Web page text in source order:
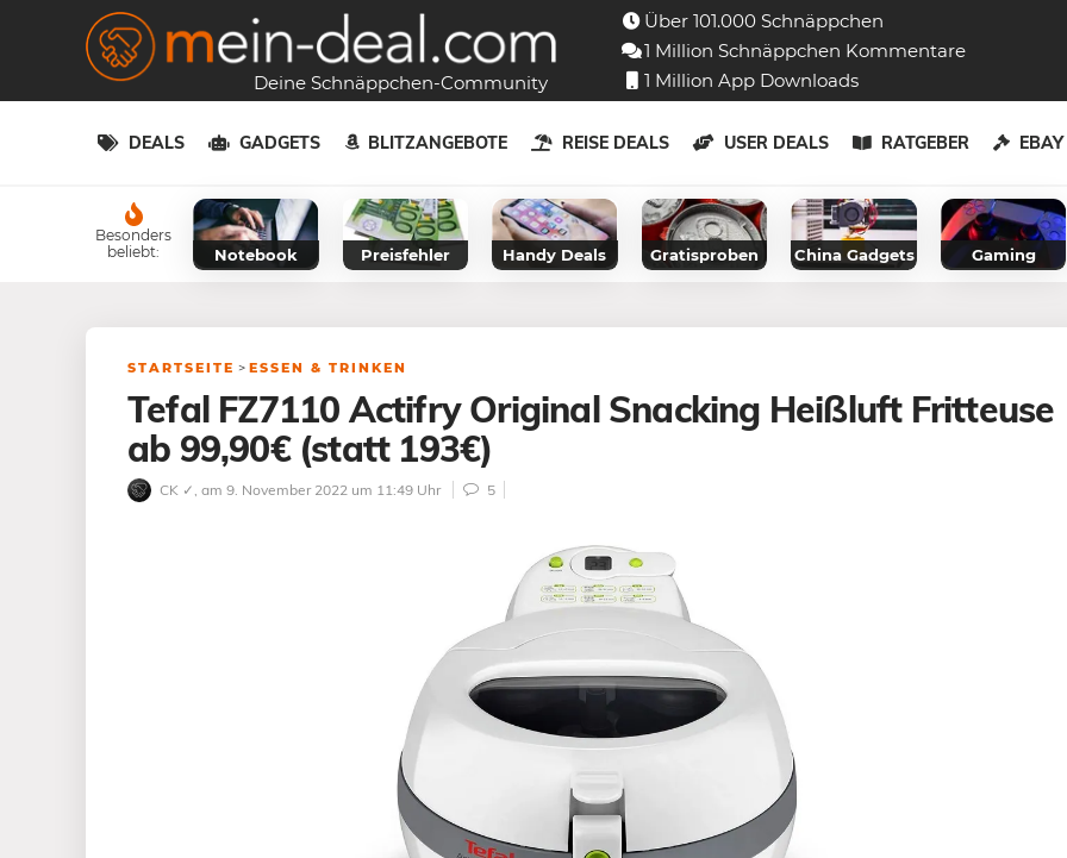
Deine Schnäppchen-Community
Über 101.000 Schnäppchen
1 Million Schnäppchen Kommentare
1 Million App Downloads
DEALS GADGETS BLITZANGEBOTE REISE DEALS USER DEALS RATGEBER
Besonders
beliebt:
Notebook Preisfehler Handy Deals Gratisproben China Gadgets Gaming
STARTSEITE > ESSEN & TRINKEN
Tefal FZ7110 Actifry Original Snacking Heißluft Fritteuse
ab 99,90€ (statt 193€)
CK ✓ , am 9. November 2022 um 11:49 Uhr 5